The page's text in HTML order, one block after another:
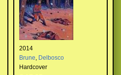
2014
Brune, Delbosco
Hardcover